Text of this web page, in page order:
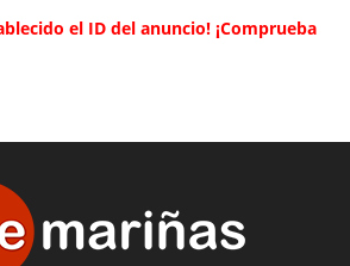
el ID del anuncio! ¡Comprueba